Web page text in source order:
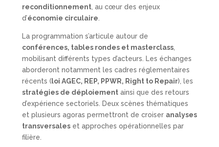
reconditionnement, au cœur des enjeux
d’économie circulaire
La programmation s’articule autour de
conférences, tables rondes et masterclass,
mobilisant différents types d’acteurs. Les échanges
aborderont notamment les cadres réglementaires
récents (loi AGEC, REP, PPWR, Right to Repair), les
stratégies de déploiementainsi que des retours
d’expérience sectoriels. Deux scènes thématiques
et plusieurs agoras permettront de croiser analyses
transversaleset approches opérationnelles par
filière.